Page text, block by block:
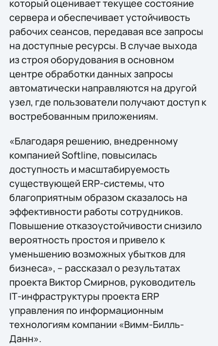
который оценивает текущее состояние
сервера и обеспечивает устойчивость
рабочих сеансов, передавая все запросы
на доступные ресурсы. В случае выхода
из строя оборудования в основном
центре обработки данных запросы
автоматически направляются на другой
узел, где пользователи получают доступ к
востребованным приложениям.
«Благодаря решению, внедренному
компанией Softline, повысилась
доступность и масштабируемость
существующей ERP-системы, что
благоприятным образом сказалось на
эффективности работы сотрудников.
Повышение отказоустойчивости снизило
вероятность простоя и привело к
уменьшению возможных убытков для
бизнеса», – рассказал о результатах
проекта Виктор Смирнов, руководитель
IТ-инфраструктуры проекта ERP
управления по информационным
технологиям компании «Вимм-Билль-
Данн».